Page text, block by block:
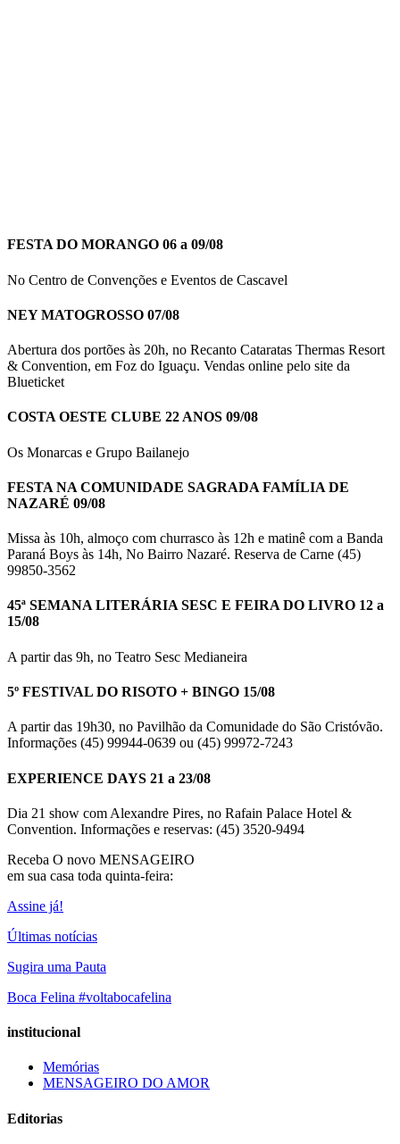
FESTA DO MORANGO 06 a 09/08
No Centro de Convenções e Eventos de Cascavel
NEY MATOGROSSO 07/08
Abertura dos portões às 20h, no Recanto Cataratas Thermas Resort
& Convention, em Foz do Iguaçu. Vendas online pelo site da
Blueticket
COSTA OESTE CLUBE 22 ANOS 09/08
Os Monarcas e Grupo Bailanejo
FESTA NA COMUNIDADE SAGRADA FAMÍLIA DE
NAZARÉ 09/08
Missa às 10h, almoço com churrasco às 12h e matinê com a Banda
Paraná Boys às 14h, No Bairro Nazaré. Reserva de Carne (45)
99850-3562
45ª SEMANA LITERÁRIA SESC E FEIRA DO LIVRO 12 a
15/08
A partir das 9h, no Teatro Sesc Medianeira
5º FESTIVAL DO RISOTO + BINGO 15/08
A partir das 19h30, no Pavilhão da Comunidade do São Cristóvão.
Informações (45) 99944-0639 ou (45) 99972-7243
EXPERIENCE DAYS 21 a 23/08
Dia 21 show com Alexandre Pires, no Rafain Palace Hotel &
Convention. Informações e reservas: (45) 3520-9494
Receba O novo MENSAGEIRO
em sua casa toda quinta-feira:
Assine já!
Últimas notícias
Sugira uma Pauta
Boca Felina #voltabocafelina
institucional
Memórias
MENSAGEIRO DO AMOR
Editorias